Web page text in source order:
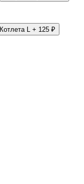
Котлета L
+ 125 ₽